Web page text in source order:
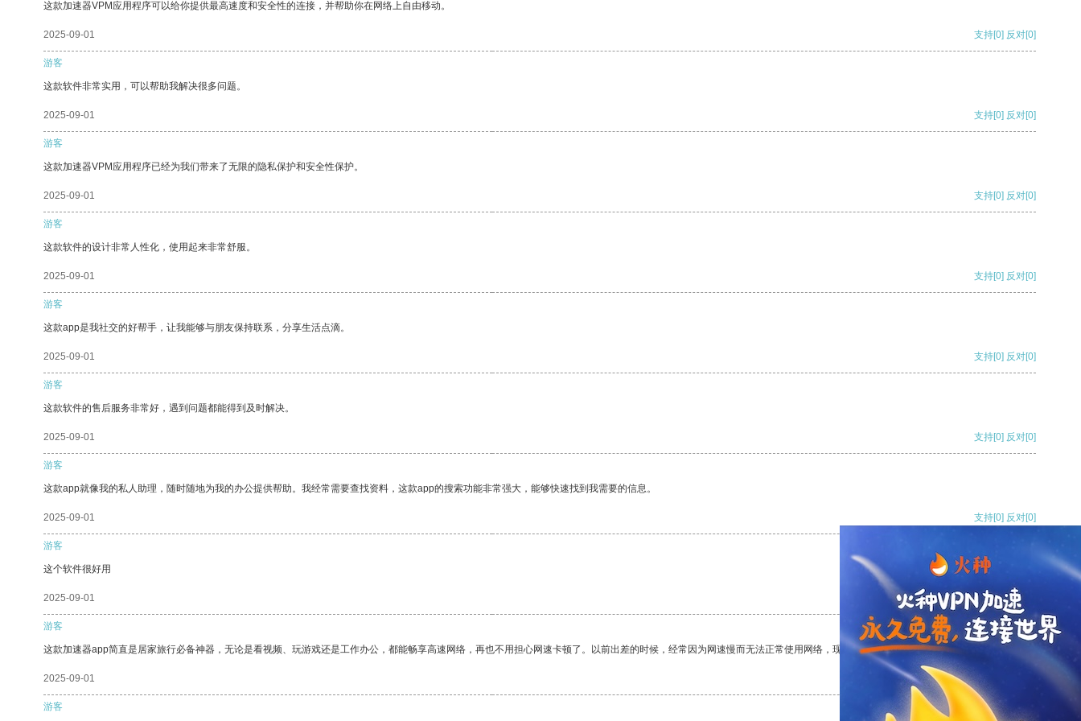
这款加速器VPM应用程序可以给你提供最高速度和安全性的连接，并帮助你在网络上自由移动。
2025-09-01 支持[0] 反对[0]
游客
这款软件非常实用，可以帮助我解决很多问题。
2025-09-01 支持[0] 反对[0]
游客
这款加速器VPM应用程序已经为我们带来了无限的隐私保护和安全性保护。
2025-09-01 支持[0] 反对[0]
游客
这款软件的设计非常人性化，使用起来非常舒服。
2025-09-01 支持[0] 反对[0]
游客
这款app是我社交的好帮手，让我能够与朋友保持联系，分享生活点滴。
2025-09-01 支持[0] 反对[0]
游客
这款软件的售后服务非常好，遇到问题都能得到及时解决。
2025-09-01 支持[0] 反对[0]
游客
这款app就像我的私人助理，随时随地为我的办公提供帮助。我经常需要查找资料，这款app的搜索功能非常强大，能够快速找到我需要的信息。
2025-09-01 支持[0] 反对[0]
游客
这个软件很好用
2025-09-01 支持[0] 反对
游客
这款加速器app简直是居家旅行必备神器，无论是看视频、玩游戏还是工作办公，都能畅享高速网络，再也不用担心网速卡顿了。以前出差的时候，经常因为网速慢而无法正常使用网络，现在有了这个app，我再也不用担心了。
2025-09-01 支持
游客